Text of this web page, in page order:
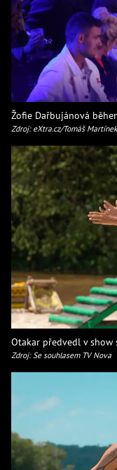
Žofie Dařbujánová
Zdroj: eXtra.cz/Tomáš Martínek
Otakar předvedl v show
Zdroj: Se souhlasem TV Nova